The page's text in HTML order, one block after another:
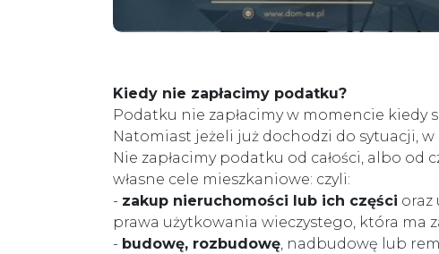
Kiedy nie zapłacimy podatku?
Podatku nie zapłacimy w momencie
Natomiast jeżeli już dochodzi do sytuacji,
Nie zapłacimy podatku od całości, albo
własne cele mieszkaniowe: czyli:
- zakup nieruchomości lub ich części oraz
prawa użytkowania wieczystego, która ma
- budowę, rozbudowę, nadbudowę lub